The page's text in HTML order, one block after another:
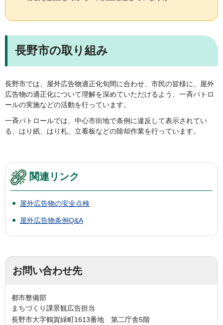
長野市の取り組み
長野市では、屋外広告物適正化旬間に合わせ、市民の皆様に、屋外
広告物の適正化について理解を深めていただけるよう、一斉パトロ
ールの実施などの活動を行っています。
一斉パトロールでは、中心市街地で条例に違反して表示されてい
る、はり紙、はり札、立看板などの除却作業を行っています。
関連リンク
屋外広告物の安全点検
屋外広告物条例Q&A
お問い合わせ先
都市整備部
まちづくり課景観広告担当
長野市大字鶴賀緑町1613番地 第二庁舎5階